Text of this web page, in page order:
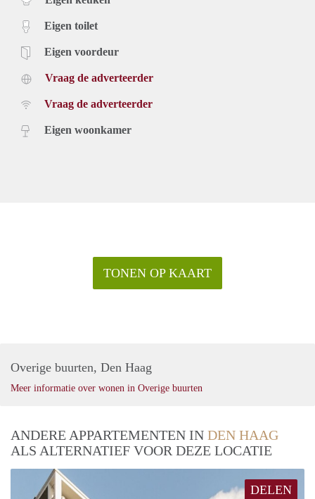
Eigen toilet
Eigen voordeur
Vraag de adverteerder
Vraag de adverteerder
Eigen woonkamer
TONEN OP KAART
Overige buurten, Den Haag
Meer informatie over wonen in Overige buurten
ANDERE APPARTEMENTEN IN DEN HAAG
ALS ALTERNATIEF VOOR DEZE LOCATIE
DELEN